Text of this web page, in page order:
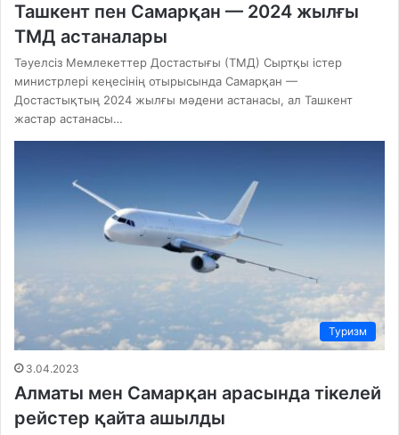
Ташкент пен Самарқан — 2024 жылғы
ТМД астаналары
Тәуелсіз Мемлекеттер Достастығы (ТМД) Сыртқы істер
министрлері кеңесінің отырысында Самарқан —
Достастықтың 2024 жылғы мәдени астанасы, ал Ташкент
жастар астанасы…
Туризм
3.04.2023
Алматы мен Самарқан арасында тікелей
рейстер қайта ашылды